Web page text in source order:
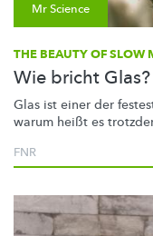
Mr Science
THE BEAUTY OF SLOW
Wie bricht Glas?
Glas ist einer der
warum heißt es
FNR